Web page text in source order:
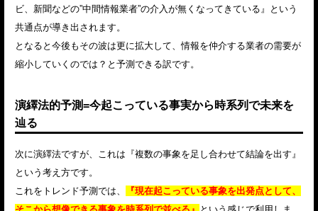
ビ、新聞などの”中間情報業者”の介入が無くなってきている』という
共通点が導き出されます。
となると今後もその波は更に拡大して、情報を仲介する業者の需要が
縮小していくのでは？と予測できる訳です。
演繹法的予測=今起こっている事実から時系列で未来を
辿る
次に演繹法ですが、これは『複数の事象を足し合わせて結論を出す』
という考え方です。
これをトレンド予測では、
『現在起こっている事象を出発点として、